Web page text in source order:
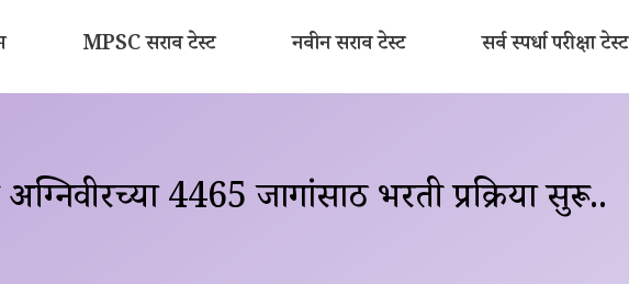
MPSC सराव टेस्ट नवीन सराव टेस्ट सर्व स्पर्धा परीक्षा टेस्ट
4465 जागांसाठी भरती प्रक्रिया सुरू..